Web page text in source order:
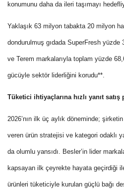
konumunu daha da ileri taşımayı
Yaklaşık 63 milyon tabakta 20 milyon
dondurulmuş gıdada SuperFresh
ve Terem markalarıyla toplam yüzde
gücüyle sektör liderliğini korudu**.
Tüketici ihtiyaçlarına hızlı yanıt
2026’nın ilk üç aylık döneminde;
veren ürün stratejisi ve kategori odaklı
da olumlu yansıdı. Besler’in lider
kapsayan ilk çeyrekte hayata geçirdiği
ürünleri tüketiciyle kurulan güçlü bağı